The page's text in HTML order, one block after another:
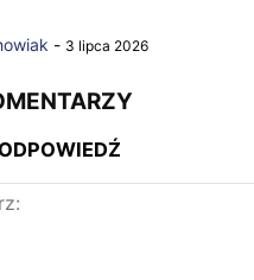
- 3 lipca 2026